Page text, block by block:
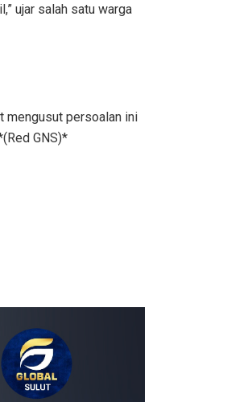
ujar salah satu warga
mengusut persoalan ini
GNS)*